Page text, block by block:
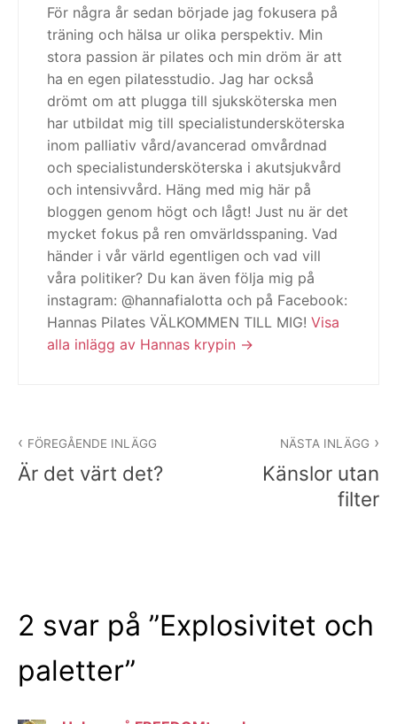
För några år sedan började jag fokusera på
träning och hälsa ur olika perspektiv. Min
stora passion är pilates och min dröm är att
ha en egen pilatesstudio. Jag har också
drömt om att plugga till sjuksköterska men
har utbildat mig till specialistundersköterska
inom palliativ vård/avancerad omvårdnad
och specialistundersköterska i akutsjukvård
och intensivvård. Häng med mig här på
bloggen genom högt och lågt! Just nu är det
mycket fokus på ren omvärldsspaning. Vad
händer i vår värld egentligen och vad vill
våra politiker? Du kan även följa mig på
instagram: @hannafialotta och på Facebook:
Hannas Pilates VÄLKOMMEN TILL MIG! Visa
alla inlägg av Hannas krypin
FÖREGÅENDE INLÄGG
Är det värt det?
NÄSTA INLÄGG
Känslor utan
filter
2 svar på ”Explosivitet och
paletter”